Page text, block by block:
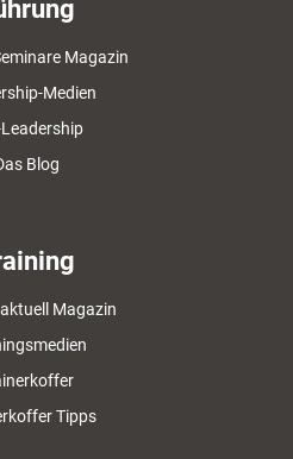
Magazin
Medien
Blog
Magazin
Tipps